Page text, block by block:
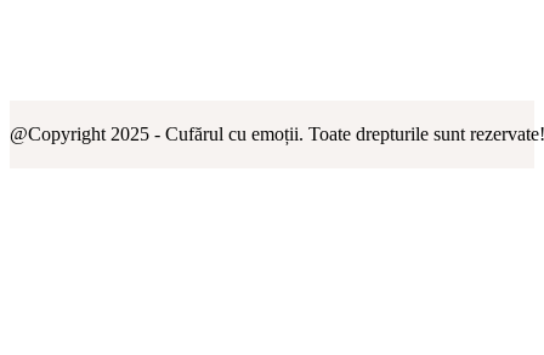
@Copyright 2025 - Cufărul cu emoții. Toate drepturile sunt rezervate!